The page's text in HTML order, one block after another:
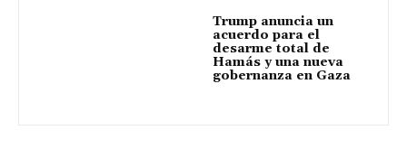
Trump anuncia un
acuerdo para el
desarme total de
Hamás y una nueva
gobernanza en Gaza